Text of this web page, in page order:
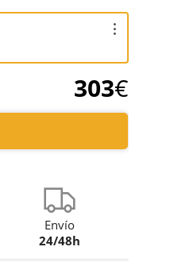
303€
Envío
24/48h